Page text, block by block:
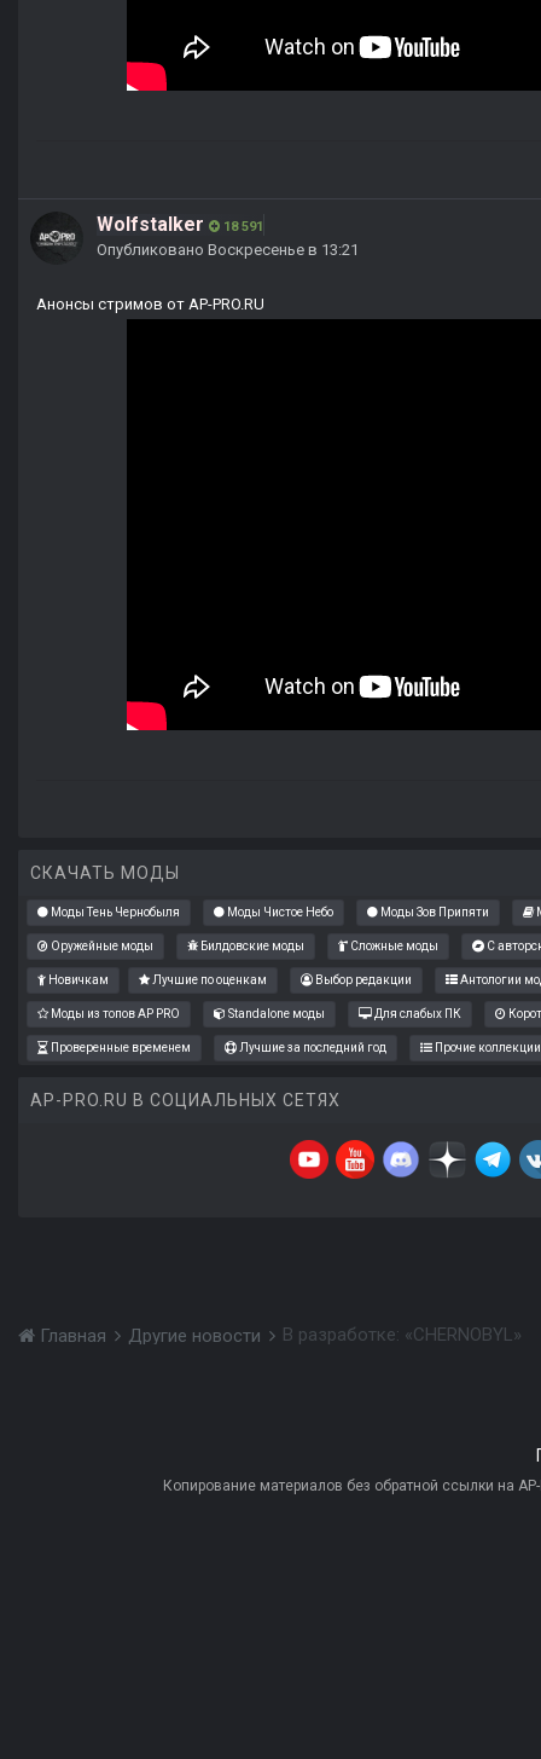
Wolfstalker 18 591
Опубликовано Воскресенье в 13:21
Анонсы стримов от AP-PRO.RU
СКАЧАТЬ МОДЫ
Моды Тень Чернобыля Моды Чистое Небо Моды Зов Припяти
Оружейные моды Билдовские моды Сложные моды С
Новичкам Лучшие по оценкам Выбор редакции Антологии
Моды из топов AP PRO Standalone моды Для слабых ПК
Проверенные временем Лучшие за последний год Прочие коллекции
AP-PRO.RU В СОЦИАЛЬНЫХ СЕТЯХ
Главная Другие новости В разработке: «CHERNOBYL»
Копирование материалов без обратной ссылки на